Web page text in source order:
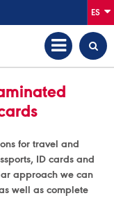
ES
for travel and
ID cards and
approach we can
well as complete